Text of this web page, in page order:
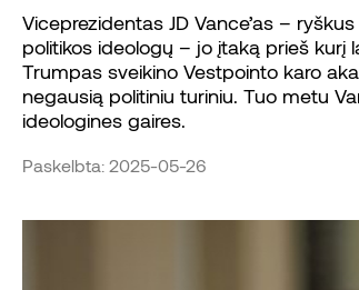
Viceprezidentas JD Vance’as –
politikos ideologų – jo įtaką prieš kurį
Trumpas sveikino Vestpointo karo
negausią politiniu turiniu. Tuo metu
ideologines gaires.
Paskelbta: 2025-05-26